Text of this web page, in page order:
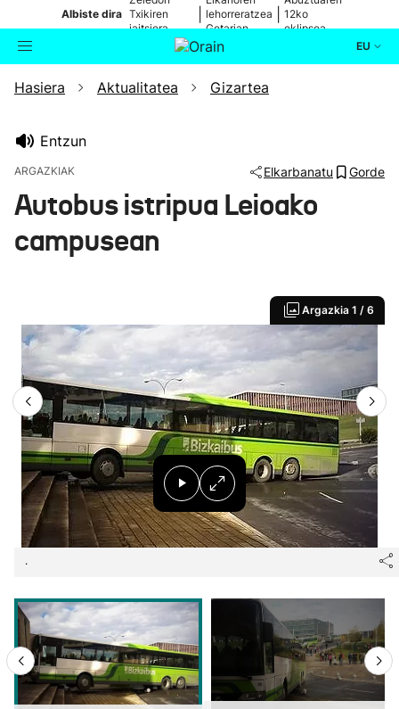
Albiste dira Txikiren
jaitsiera,
zuzenean
lehorreratzea
Getarian
12ko
eklipsea
EU
Bilatzailea Aktualitatea
Hasiera Aktualitatea Gizartea
Entzun
ARGAZKIAK Elkarbanatu Gorde
Autobus istripua Leioako
campusean
Argazkia 1 / 6
.